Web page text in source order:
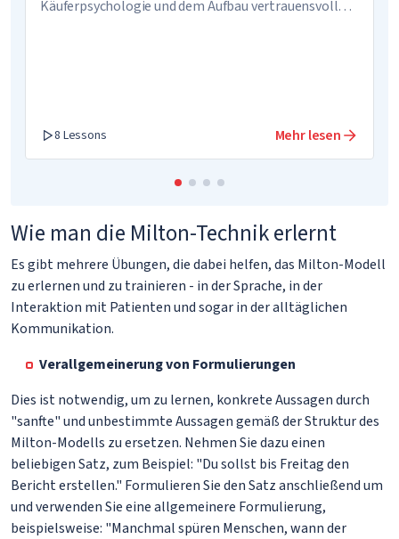
Käuferpsychologie und dem Aufbau vertrauensvoller
8 Lessons Mehr lesen
Wie man die Milton-Technik erlernt
Es gibt mehrere Übungen, die dabei helfen, das Milton-Modell
zu erlernen und zu trainieren - in der Sprache, in der
Interaktion mit Patienten und sogar in der alltäglichen
Kommunikation.
Verallgemeinerung von Formulierungen
Dies ist notwendig, um zu lernen, konkrete Aussagen durch
"sanfte" und unbestimmte Aussagen gemäß der Struktur des
Milton-Modells zu ersetzen. Nehmen Sie dazu einen
beliebigen Satz, zum Beispiel: "Du sollst bis Freitag den
Bericht erstellen." Formulieren Sie den Satz anschließend um
und verwenden Sie eine allgemeinere Formulierung,
beispielsweise: "Manchmal spüren Menschen, wann der